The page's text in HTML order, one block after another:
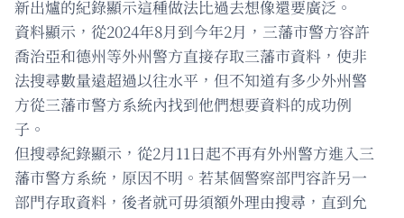
新出爐的紀錄顯示這種做法比過去想像還要廣泛。
資料顯示，從2024年8月到今年2月，三藩市警方容許
喬治亞和德州等外州警方直接存取三藩市資料，使非
法搜尋數量遠超過以往水平，但不知道有多少外州警
方從三藩市警方系統內找到他們想要資料的成功例
子。
但搜尋紀錄顯示，從2月11日起不再有外州警方進入三
藩市警方系統，原因不明。若某個警察部門容許另一
部門存取資料，後者就可毋須額外理由搜尋，直到允